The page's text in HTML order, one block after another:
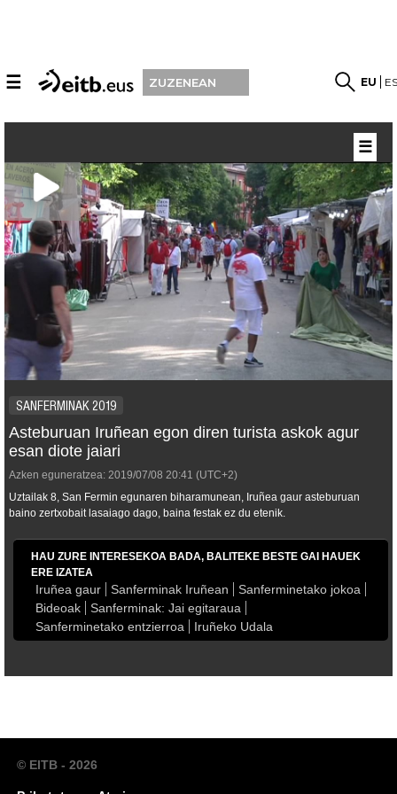
☰ ZUZENEAN EU
SANFERMINAK 2019
Asteburuan Iruñean egon diren turista askok agur
esan diote jaiari
Azken eguneratzea: 2019/07/08 20:41 (UTC+2)
Uztailak 8, San Fermin egunaren biharamunean, Iruñea gaur asteburuan
baino zertxobait lasaiago dago, baina festak ez du etenik.
HAU ZURE INTERESEKOA BADA, BALITEKE BESTE GAI HAUEK
ERE IZATEA
Iruñea gaur Sanferminak Iruñean
Sanferminetako jokoa
Bideoak
Sanferminak: Jai egitaraua
Sanferminetako entzierroa
Iruñeko Udala
☰
© EITB - 2026